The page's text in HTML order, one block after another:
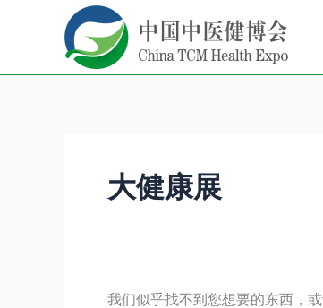
容
大健康展
我们似乎找不到您想要的东西，或
搜
索：